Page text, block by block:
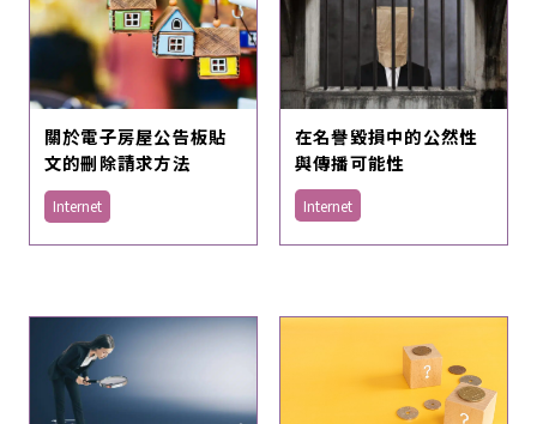
關於電子房屋公告板貼
文的刪除請求方法
Internet
在名譽毀損中的公然性
與傳播可能性
Internet